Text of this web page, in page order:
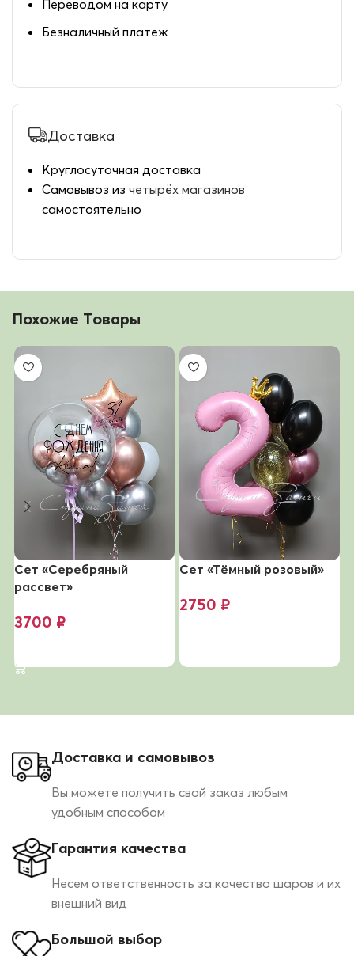
Переводом на карту
Безналичный платеж
Доставка
Круглосуточная доставка
Самовывоз из четырёх магазинов
самостоятельно
Похожие Товары
Сет «Серебряный
рассвет»
3700 ₽
Сет «Тёмный розовый»
2750 ₽
Доставка и самовывоз
Вы можете получить свой заказ любым
удобным способом
Гарантия качества
Несем ответственность за качество шаров и их
внешний вид
Большой выбор